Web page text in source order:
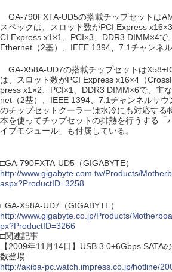
GA-790FXTA-UD5の搭載チップセットは
スペックは、スロット数がPCI Express
CI Express x1×1、PCI×3、DDR3 DIMM×4で
Ethernet（2基）、IEEE 1394、7.1チャンネル
GA-X58A-UD7の搭載チップセットは
は、スロット数がPCI Express x16×4（
press x1×2、PCI×1、DDR3 DIMM×6で、主
net（2基）、IEEE 1394、7.1チャンネルサウ
のチップセットクーラーは水冷にも対応する
本を使ってチップセットの排熱を行うする「
イプモジュール」も付属している。
□GA-790FXTA-UD5（GIGABYTE）
http://www.gigabyte.com.tw/Products/
aspx?ProductID=3258
□GA-X58A-UD7（GIGABYTE）
http://www.gigabyte.co.jp/Products/
px?ProductID=3266
□関連記事
【2009年11月14日】USB 3.0+6Gbps SATA
数登場
http://akiba-pc.watch.impress.co.jp/hotline/